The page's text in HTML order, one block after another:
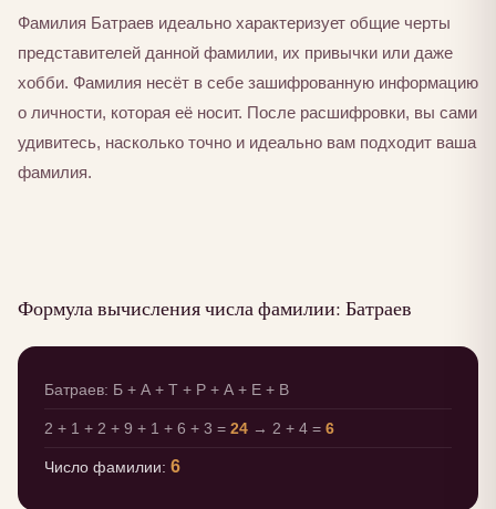
Фамилия Батраев идеально характеризует общие черты
представителей данной фамилии, их привычки или даже
хобби. Фамилия несёт в себе зашифрованную информацию
о личности, которая её носит. После расшифровки, вы сами
удивитесь, насколько точно и идеально вам подходит ваша
фамилия.
Формула вычисления числа фамилии: Батраев
Батраев: Б + А + Т + Р + А + Е + В
2 + 1 + 2 + 9 + 1 + 6 + 3 = 24 → 2 + 4 = 6
Число фамилии: 6